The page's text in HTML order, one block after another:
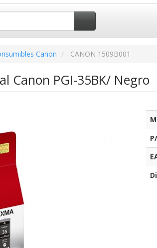
Canon CANON 1509B001
Canon PGI-35BK/ Negro